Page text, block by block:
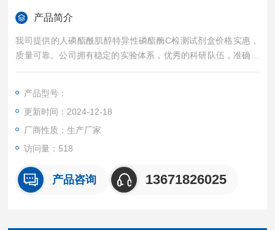
产品简介
我司提供的人磷酯酰肌醇特异性磷酯酶C检测试剂盒价格实惠，
质量可靠。公司拥有稳定的实验体系，优秀的科研队伍，准确的
实验结果，是您值得信赖的合作伙伴，凡购买我司的试剂盒产品
产品型号：
更新时间：2024-12-18
厂商性质：生产厂家
访问量：518
产品咨询 13671826025